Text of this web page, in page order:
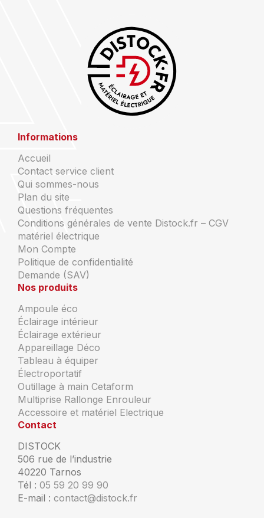
Informations
Accueil
Contact service client
Qui sommes-nous
Plan du site
Questions fréquentes
Conditions générales de vente Distock.fr – CGV
matériel électrique
Mon Compte
Politique de confidentialité
Demande (SAV)
Nos produits
Ampoule éco
Éclairage intérieur
Éclairage extérieur
Appareillage Déco
Tableau à équiper
Électroportatif
Outillage à main Cetaform
Multiprise Rallonge Enrouleur
Accessoire et matériel Electrique
Contact
DISTOCK
506 rue de l’industrie
40220 Tarnos
Tél : 05 59 20 99 90
E-mail : contact@distock.fr